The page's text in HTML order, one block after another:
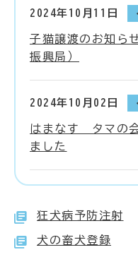
2024年10月11日
子猫譲渡のお知ら
振興局）
2024年10月02日
はまなす タマの
ました
狂犬病予防注射
犬の畜犬登録